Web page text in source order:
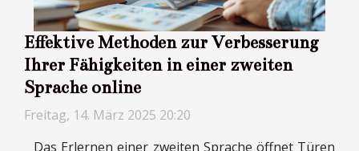
Effektive Methoden zur Verbesserung
Ihrer Fähigkeiten in einer zweiten
Sprache online
Freitag, 14. März 2025 20:20
Das Erlernen einer zweiten Sprache öffnet Türen